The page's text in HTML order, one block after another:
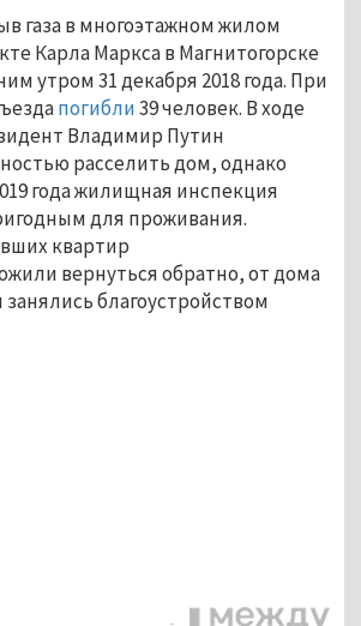
газа в многоэтажном жилом
Карла Маркса в Магнитогорске
утром 31 декабря 2018 года. При
погибли39 человек. В ходе
Владимир Путин
расселить дом, однако
года жилищная инспекция
для проживания.
квартир
вернуться обратно, от дома
занялись благоустройством